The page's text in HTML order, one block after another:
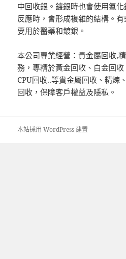
中回收銀。鍍銀時也會使用氰
反應時，會形成複雜的結構。
要用於醫藥和鍍銀。
本公司專業經營：貴金屬回收,
務，專精於黃金回收、白金回
CPU回收..等貴金屬回收、精煉
回收，保障客戶權益及隱私。
本站採用 WordPress 建置